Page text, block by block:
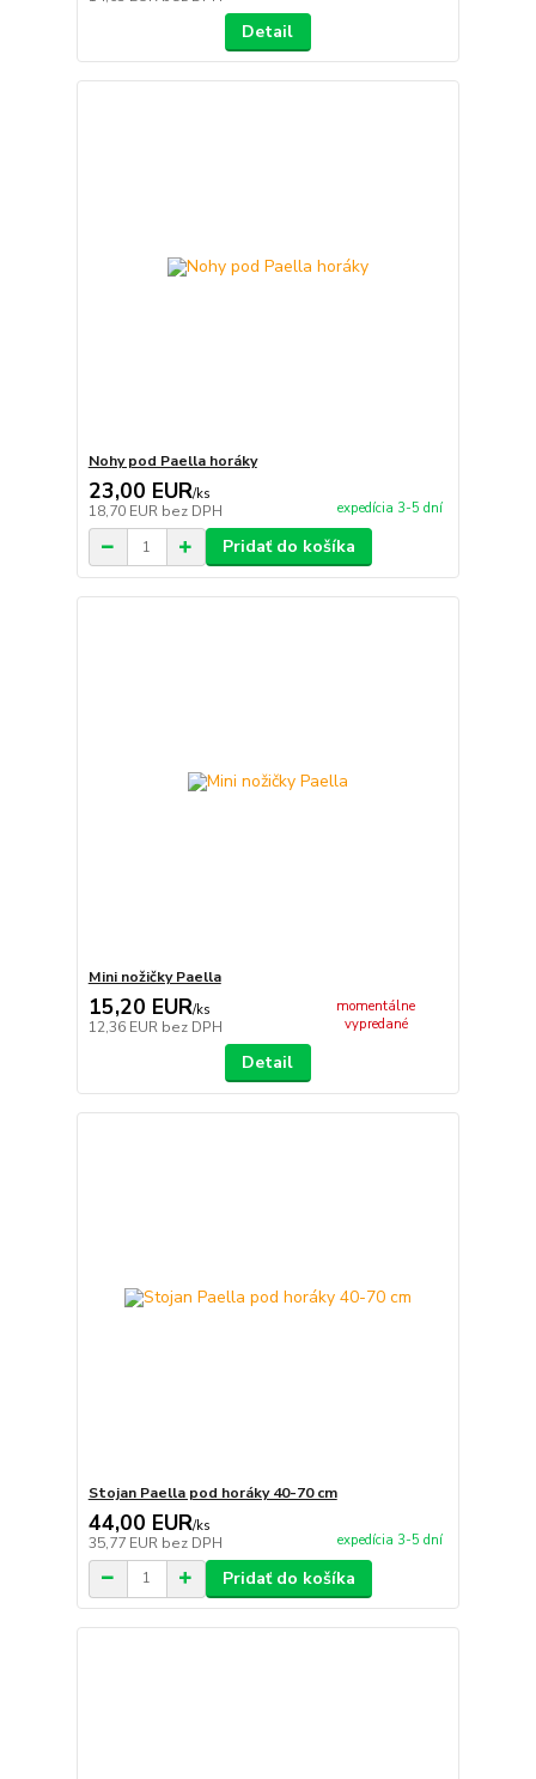
Detail
Nohy pod Paella horáky
23,00 EUR/ks
18,70 EUR bez DPH expedícia 3-5 dní
Pridať do košíka
Mini nožičky Paella
15,20 EUR/ks
12,36 EUR bez DPH
momentálne
vypredané
Detail
Stojan Paella pod horáky 40-70 cm
44,00 EUR/ks
35,77 EUR bez DPH expedícia 3-5 dní
Pridať do košíka